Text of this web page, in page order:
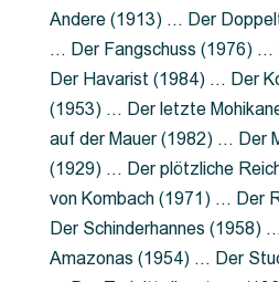
Andere (1913) … Der
… Der Fangschuss (1976) …
Der Havarist (1984) … Der
(1953) … Der letzte
auf der Mauer (1982) … Der
(1929) … Der plötzliche
von Kombach (1971) … Der
Der Schinderhannes (1958)
Amazonas (1954) … Der